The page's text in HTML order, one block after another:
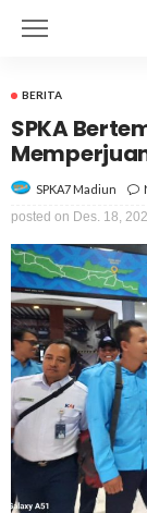
BERITA
SPKA
SPKA7 Madiun
posted on Des. 18,